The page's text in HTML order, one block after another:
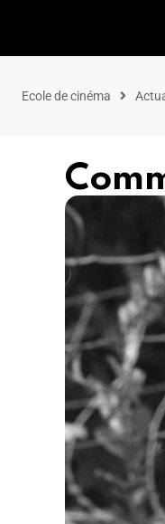
Ecole de cinéma